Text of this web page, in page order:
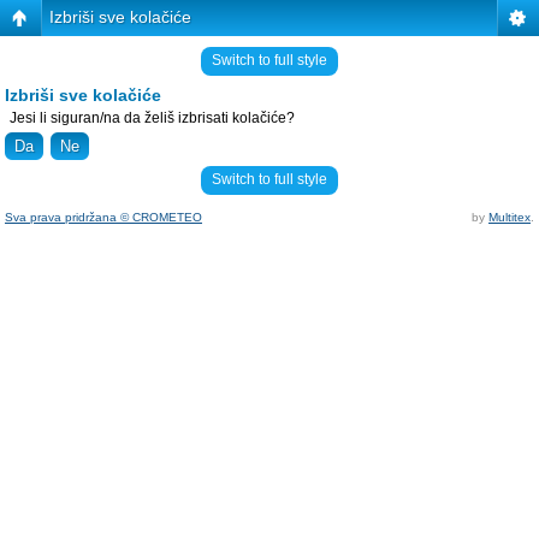
Izbriši sve kolačiće
Switch to full style
Izbriši sve kolačiće
Jesi li siguran/na da želiš izbrisati kolačiće?
Switch to full style
Sva prava pridržana © CROMETEO by Multitex